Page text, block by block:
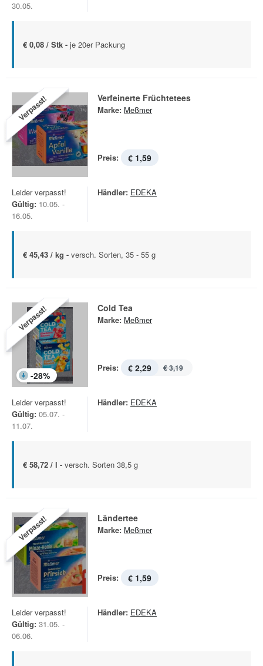
30.05.
€ 0,08 / Stk - je 20er Packung
Verpasst! Verfeinerte Früchtetees
Marke: Meßmer
Preis: € 1,59
Leider verpasst!
Gültig: 10.05. -
16.05.
Händler: EDEKA
€ 45,43 / kg - versch. Sorten, 35 - 55 g
Verpasst!
-28%
Cold Tea
Marke: Meßmer
Preis: € 2,29 € 3,19
Leider verpasst!
Gültig: 05.07. -
11.07.
Händler: EDEKA
€ 58,72 / l - versch. Sorten 38,5 g
Verpasst! Ländertee
Marke: Meßmer
Preis: € 1,59
Leider verpasst!
Gültig: 31.05. -
06.06.
Händler: EDEKA